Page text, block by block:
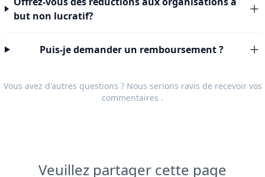
but non lucratif?
Puis-je demander un remboursement ?
Vous avez d'autres questions ? Nous serions ravis de recevoir vos
commentaires .
Veuillez partager cette page